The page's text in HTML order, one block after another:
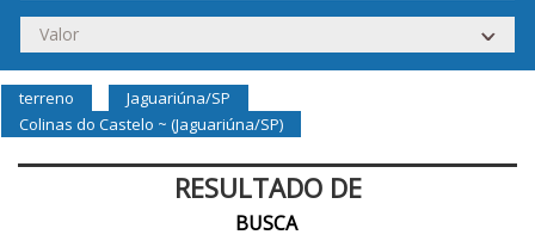
terreno
Jaguariúna/SP
Colinas do Castelo ~ (Jaguariúna/SP)
RESULTADO DE
BUSCA